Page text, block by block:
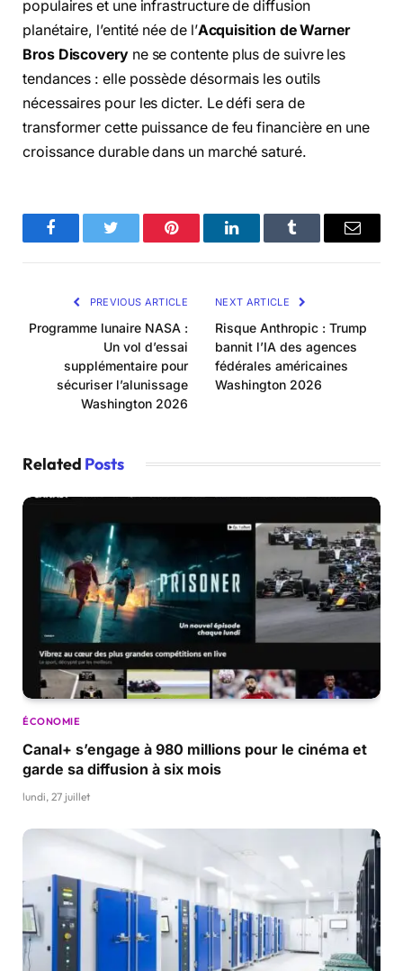
populaires et une infrastructure de diffusion
planétaire, l’entité née de l’Acquisition de Warner
Bros Discoveryne se contente plus de suivre les
tendances : elle possède désormais les outils
nécessaires pour les dicter. Le défi sera de
transformer cette puissance de feu financière en une
croissance durable dans un marché saturé.
FacebookTwitter Pinterest LinkedInTumblr Email
PREVIOUS ARTICLE
Programme lunaire NASA :
Un vol d’essai
supplémentaire pour
sécuriser l’alunissage
Washington 2026
NEXT ARTICLE
Risque Anthropic : Trump
bannit l’IA des agences
fédérales américaines
Washington 2026
Related Posts
ÉCONOMIE
Canal+ s’engage à 980 millions pour le cinéma et
garde sa diffusion à six mois
lundi, 27 juillet